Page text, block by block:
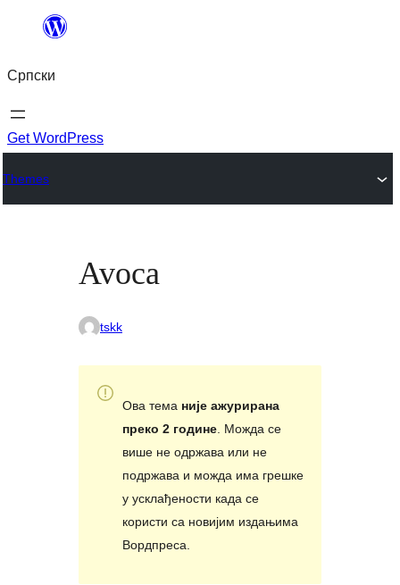
Скочи
садржај
Српски
Get WordPress
Themes
Avoca
tskk
Ова тема није ажурирана
преко 2 године. Можда се
више не одржава или не
подржава и можда има грешке
у усклађености када се
користи са новијим издањима
Вордпреса.